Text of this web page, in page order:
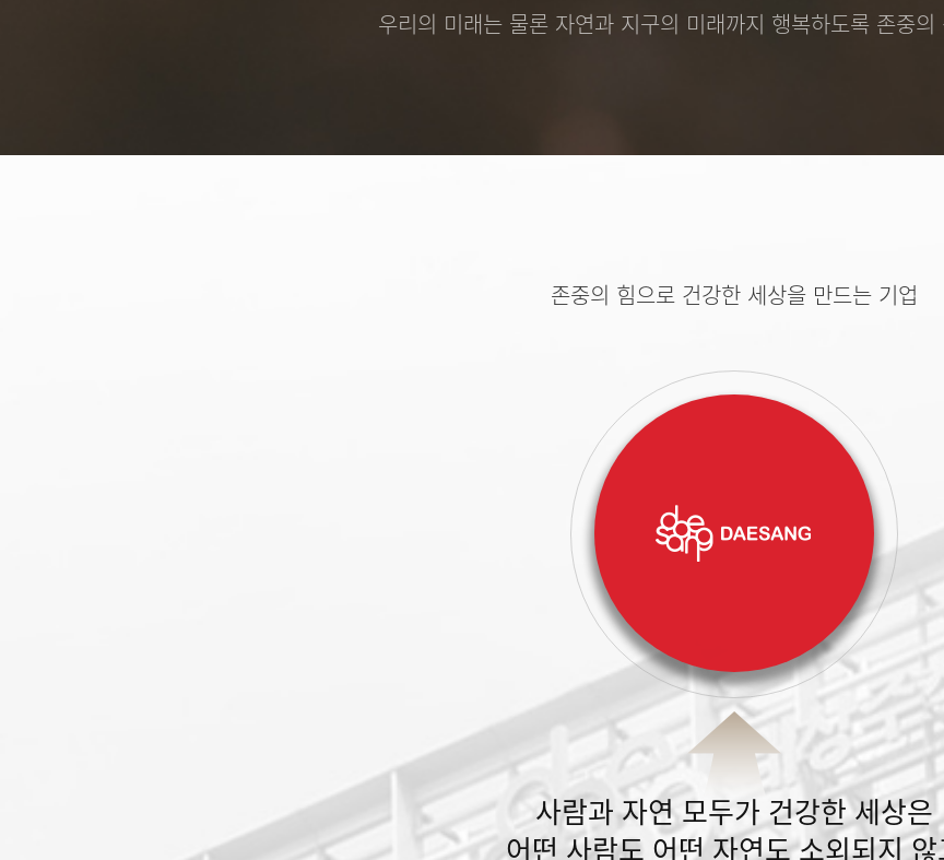
우리의 미래는 물론 자연과 지구의 미래까지 행복하도록 존중의
존중의 힘으로 건강한 세상을 만드는 기업
사람과 자연 모두가 건강한 세상은
어떤 사람도 어떤 자연도 소외되지